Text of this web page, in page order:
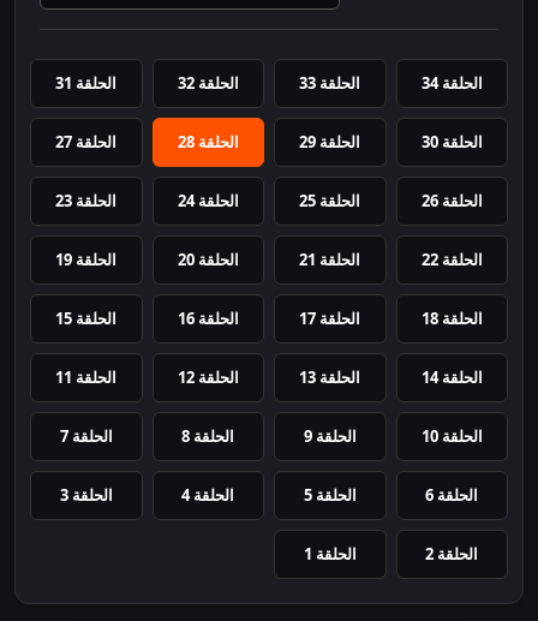
الحلقة 34 الحلقة 33 الحلقة 32 الحلقة 31
الحلقة 30 الحلقة 29 الحلقة 28 الحلقة 27
الحلقة 26 الحلقة 25 الحلقة 24 الحلقة 23
الحلقة 22 الحلقة 21 الحلقة 20 الحلقة 19
الحلقة 18 الحلقة 17 الحلقة 16 الحلقة 15
الحلقة 14 الحلقة 13 الحلقة 12 الحلقة 11
الحلقة 10 الحلقة 9 الحلقة 8 الحلقة 7
الحلقة 6 الحلقة 5 الحلقة 4 الحلقة 3
الحلقة 2 الحلقة 1